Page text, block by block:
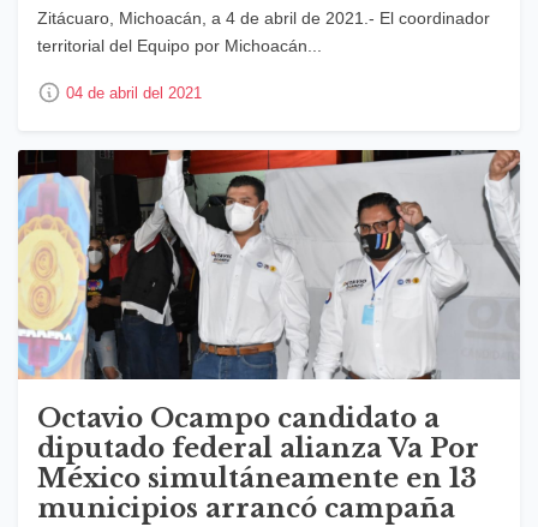
Zitácuaro, Michoacán, a 4 de abril de 2021.- El coordinador
territorial del Equipo por Michoacán...
04 de abril del 2021
Octavio Ocampo candidato a
diputado federal alianza Va Por
México simultáneamente en 13
municipios arrancó campaña